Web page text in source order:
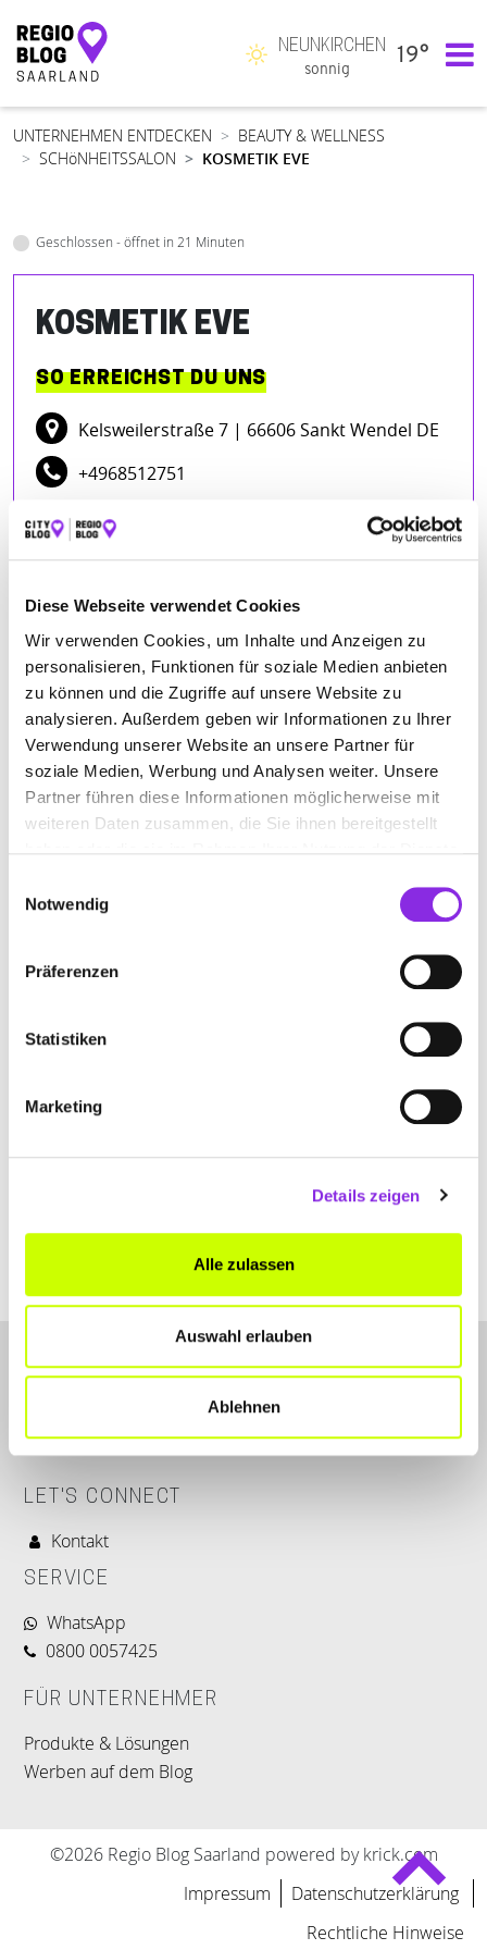
Diese Webseite verwendet Cookies
Wir verwenden Cookies, um Inhalte und Anzeigen zu
personalisieren, Funktionen für soziale Medien anbieten
zu können und die Zugriffe auf unsere Website zu
analysieren. Außerdem geben wir Informationen zu Ihrer
Verwendung unserer Website an unsere Partner für
soziale Medien, Werbung und Analysen weiter. Unsere
Partner führen diese Informationen möglicherweise mit
weiteren Daten zusammen, die Sie ihnen bereitgestellt
Notwendig
Präferenzen
Statistiken
Marketing
Details zeigen
Alle zulassen
Auswahl erlauben
Ablehnen
Hauptnavigation
NEUNKIRCHEN
sonnig
19°
UNTERNEHMEN ENTDECKEN
BEAUTY & WELLNESS
SCHöNHEITSSALON
KOSMETIK EVE
Geschlossen - öffnet in 21 Minuten
KOSMETIK EVE
SO ERREICHST DU UNS
Kelsweilerstraße 7 | 66606 Sankt Wendel DE
+4968512751
ÖFFNUNGSZEITEN
Montag
09:00 - 12:30
Dienstag
09:00 - 12:30, 14:00 - 18:00
Mittwoch
09:00 - 12:30, 14:00 - 18:00
Donnerstag
09:00 - 12:30, 14:00 - 18:00
Freitag
09:00 - 12:30, 14:00 - 18:00
Samstag
09:00 - 13:00
, damit
LET'S CONNECT
Kontakt
SERVICE
WhatsApp
0800 0057425
FÜR UNTERNEHMER
Produkte & Lösungen
Werben auf dem Blog
©2026 Regio Blog Saarland powered by krick.com
Impressum
Datenschutzerklärung
Rechtliche Hinweise